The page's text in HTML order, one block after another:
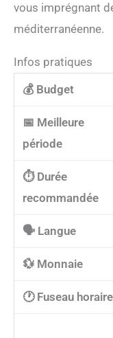
vous imprégnant
méditerranéenne.
Infos pratiques
💰 Budget
📅 Meilleure
période
⏱️ Durée
recommandée
🗣️ Langue
💱 Monnaie
🕐 Fuseau horaire